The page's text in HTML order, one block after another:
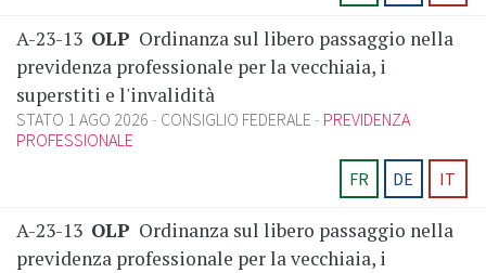
A-23-13 OLP Ordinanza sul libero passaggio nella
previdenza professionale per la vecchiaia, i
superstiti e l'invalidità
STATO 1 AGO 2026 CONSIGLIO FEDERALE
PREVIDENZA
PROFESSIONALE
FR
DE IT
A-23-13 OLP Ordinanza sul libero passaggio nella
previdenza professionale per la vecchiaia, i